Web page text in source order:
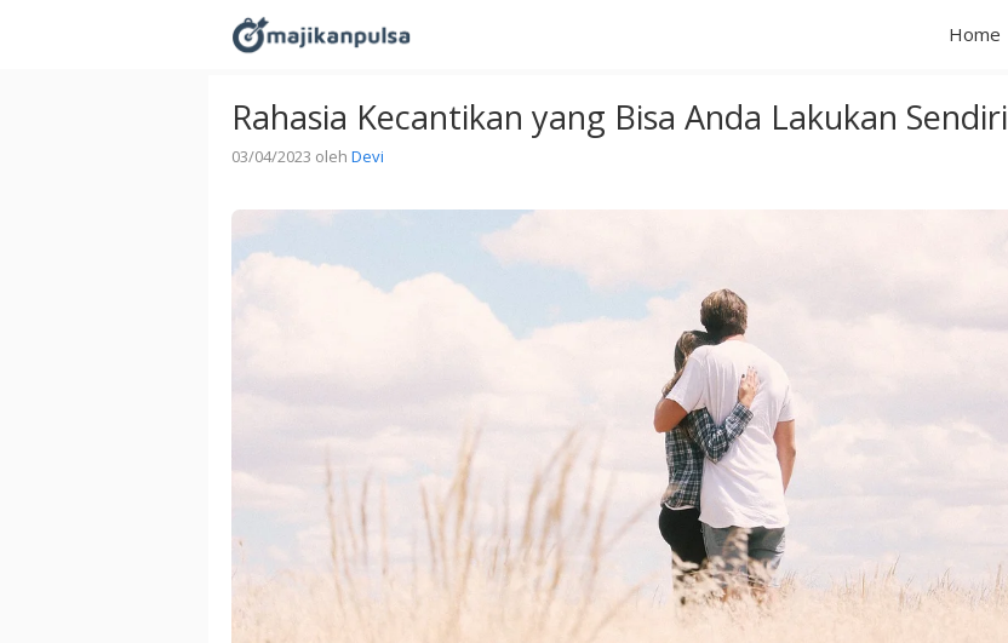
Home
Rahasia Kecantikan yang Bisa Anda Lakukan Sendiri
03/04/2023 oleh Devi